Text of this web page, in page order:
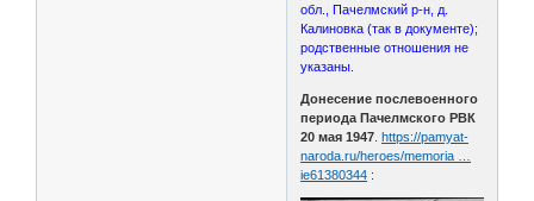
обл., Пачелмский р-н, д.
Калиновка (так в документе);
родственные отношения не
указаны.
Донесение послевоенного
периода Пачелмского РВК
20 мая 1947 .https://pamyat-
naroda.ru/heroes/memoria …
ie61380344 :